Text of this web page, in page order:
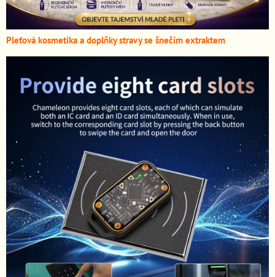
Pleťová kosmetika a doplňky stravy se šnečím extraktem